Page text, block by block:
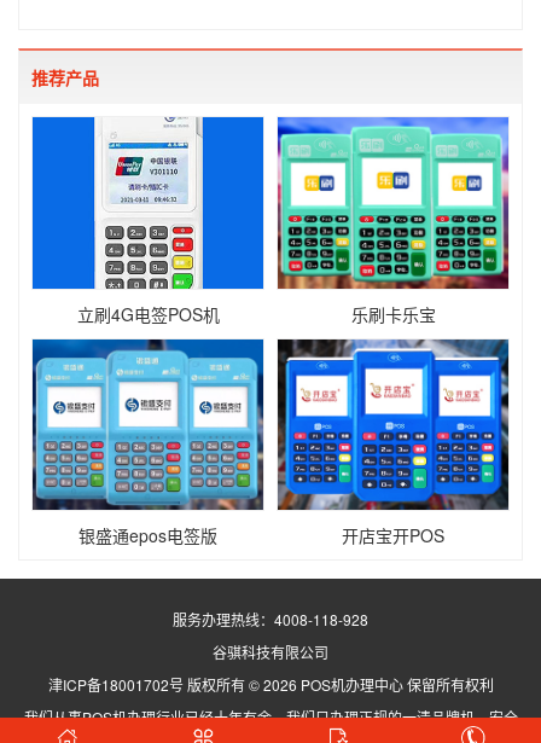
推荐产品
立刷4G电签POS机 乐刷卡乐宝
银盛通epos电签版 开店宝开POS
服务办理热线： 4008-118-928
谷骐科技有限公司
津ICP备18001702号版权所有 ©2026 POS机办理中心 保留所有权利
我们从事POS机办理行业已经十年有余，我们只办理正规的一清品牌机，安全
稳定，请您放心！